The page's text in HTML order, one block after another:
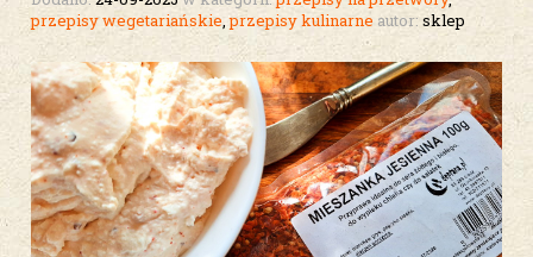
przepisy wegetariańskie ,przepisy kulinarne autor: sklep